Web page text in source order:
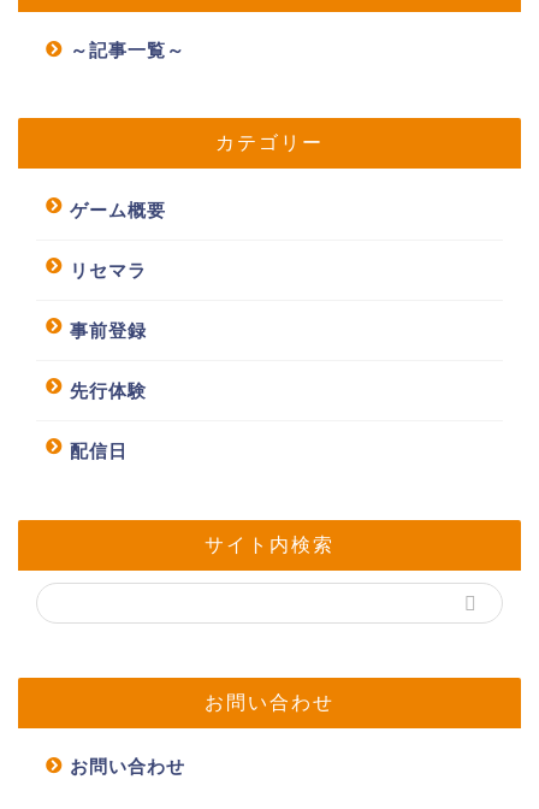
～記事一覧～
カテゴリー
ゲーム概要
リセマラ
事前登録
先行体験
配信日
サイト内検索
お問い合わせ
お問い合わせ